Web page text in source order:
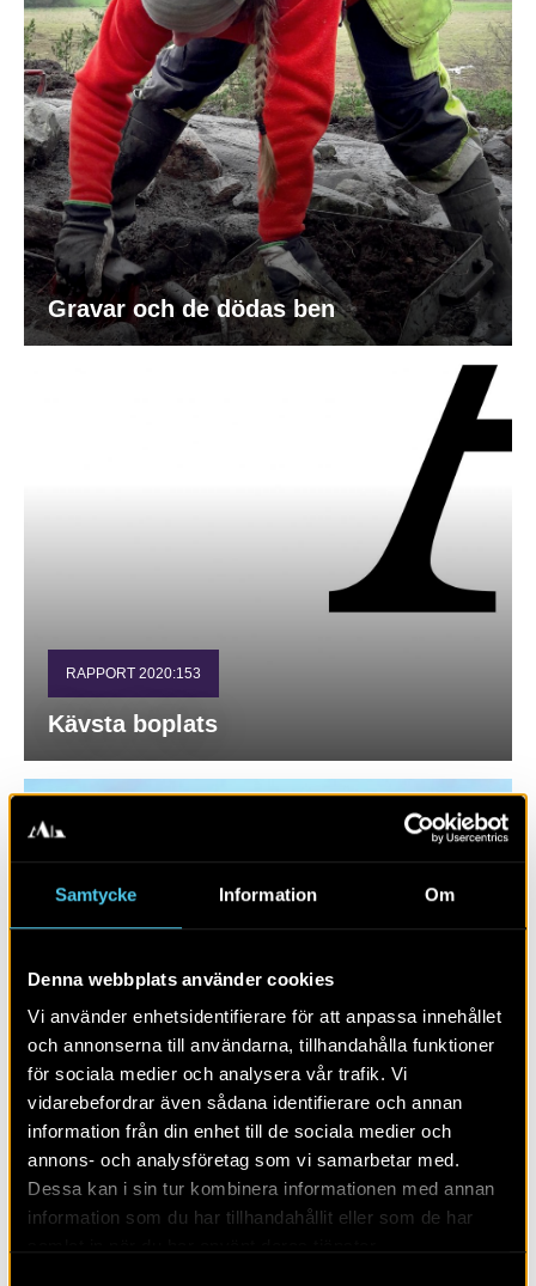
Samtycke Information Om
Denna webbplats använder cookies
Vi använder enhetsidentifierare för att anpassa innehållet
och annonserna till användarna, tillhandahålla funktioner
för sociala medier och analysera vår trafik. Vi
vidarebefordrar även sådana identifierare och annan
information från din enhet till de sociala medier och
annons- och analysföretag som vi samarbetar med.
Dessa kan i sin tur kombinera informationen med annan
information som du har tillhandahållit eller som de har
Gravar och de dödas ben
RAPPORT 2020:153
Kävsta boplats
Väla 7:4 och 7:9